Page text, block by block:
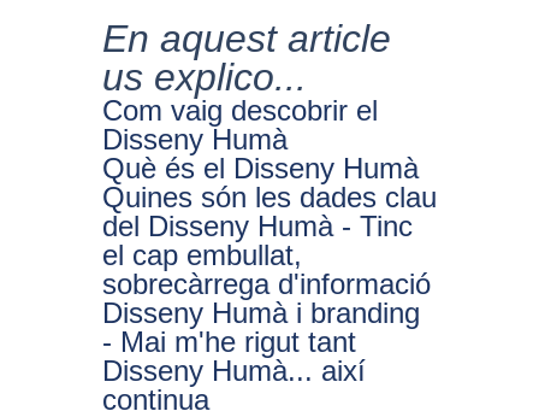
En aquest article
us explico...
Com vaig descobrir el
Disseny Humà
Què és el Disseny Humà
Quines són les dades clau
del Disseny Humà - Tinc
el cap embullat,
sobrecàrrega d'informació
Disseny Humà i branding
- Mai m'he rigut tant
Disseny Humà... així
continua